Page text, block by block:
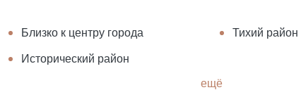
Близко к центру города Тихий район
Исторический район
ещё